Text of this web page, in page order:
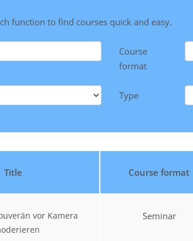
function to find courses quick and easy.
Course
format
Type
Title Course format
vor Kamera
Seminar